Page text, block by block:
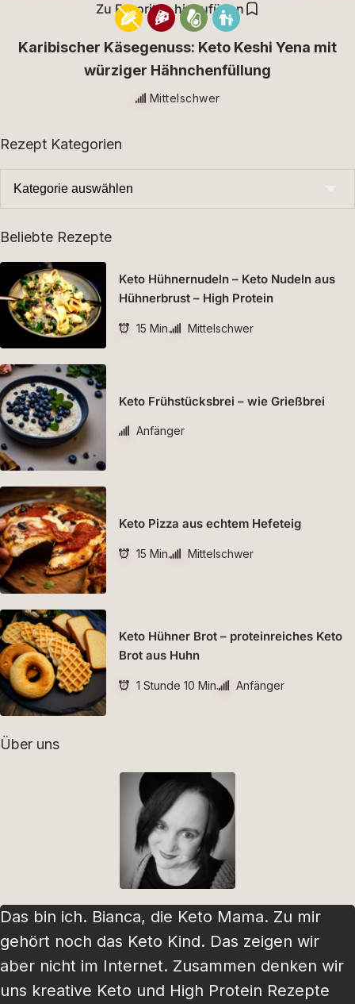
Zu Favoriten hinzufügen
Karibischer Käsegenuss: Keto Keshi Yena mit
würziger Hähnchenfüllung
Mittelschwer
Rezept Kategorien
Beliebte Rezepte
Keto Hühnernudeln – Keto Nudeln aus
Hühnerbrust – High Protein
15 Min. Mittelschwer
Keto Frühstücksbrei – wie Grießbrei
Anfänger
Keto Pizza aus echtem Hefeteig
15 Min. Mittelschwer
Keto Hühner Brot – proteinreiches Keto
Brot aus Huhn
1 Stunde 10 Min. Anfänger
Über uns
Das bin ich. Bianca, die Keto Mama. Zu mir
gehört noch das Keto Kind. Das zeigen wir
aber nicht im Internet. Zusammen denken wir
uns kreative Keto und High Protein Rezepte